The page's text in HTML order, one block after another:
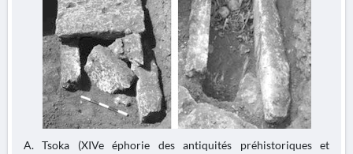
A. Tsoka (XIVe éphorie des antiquités préhistoriques et